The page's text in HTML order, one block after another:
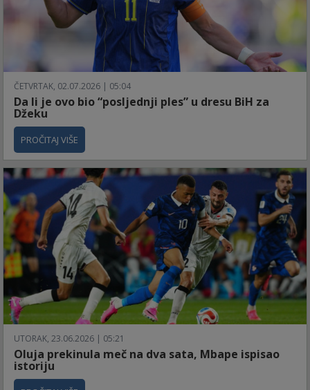
ČETVRTAK, 02.07.2026 | 05:04
Da li je ovo bio “posljednji ples” u dresu BiH za
Džeku
PROČITAJ VIŠE
UTORAK, 23.06.2026 | 05:21
Oluja prekinula meč na dva sata, Mbape ispisao
istoriju